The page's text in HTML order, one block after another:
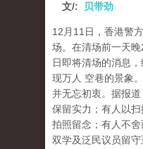
文/: 贝带劲
12月11日，香港警
场。在清场前一天
日即将清场的消息
现万人 空巷的景象
并无忘初衷。据报
保留实力；有人以
拍照留念；有人不
双学及泛民议员留